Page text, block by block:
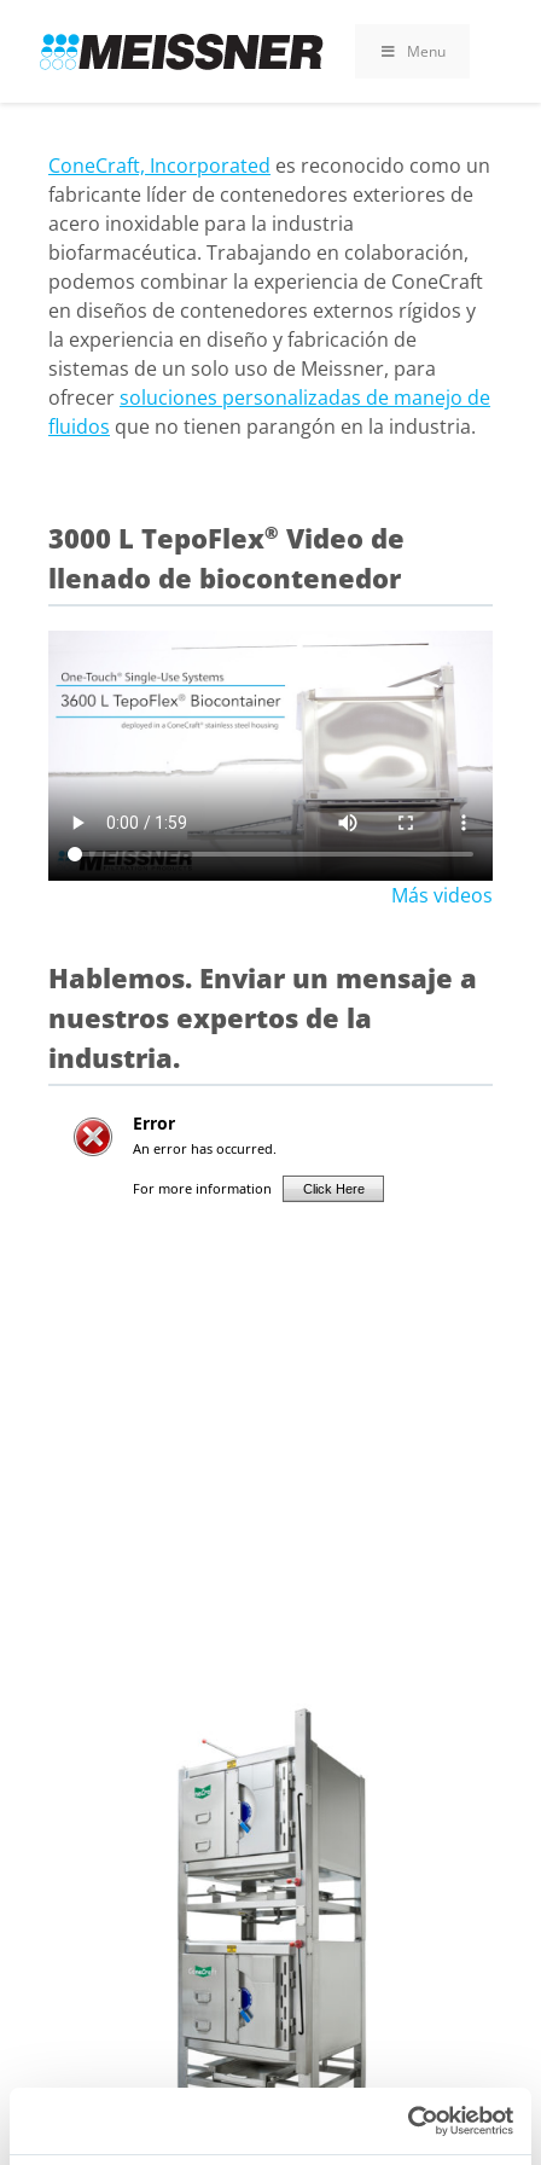
search
footer
contenido
Menu
ConeCraft, Incorporated es reconocido como un
fabricante líder de contenedores exteriores de
acero inoxidable para la industria
biofarmacéutica. Trabajando en colaboración,
podemos combinar la experiencia de ConeCraft
en diseños de contenedores externos rígidos y
la experiencia en diseño y fabricación de
sistemas de un solo uso de Meissner, para
ofrecersoluciones personalizadas de manejo de
fluidos que no tienen parangón en la industria.
3000 L TepoFlex® Video de
llenado de biocontenedor
Más videos
Hablemos. Enviar un mensaje a
nuestros expertos de la
industria.